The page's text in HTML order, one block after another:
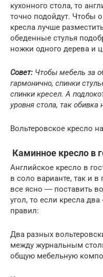
кухонного стола, то
точно подойдут. Чтобы
кресла лучше
обеденные стулья
ножки одного дерева и
Совет: Чтобы мебель за
гармонично, спинки
спинки кресел. А
уровня стола, так обивка
Вольтеровское кресло
Каминное кресло в
Английское кресло в
в соло варианте, так и
все ясно ― поставить
угол, то если кресла
правил:
Два разных
между журнальным
общую мебельную